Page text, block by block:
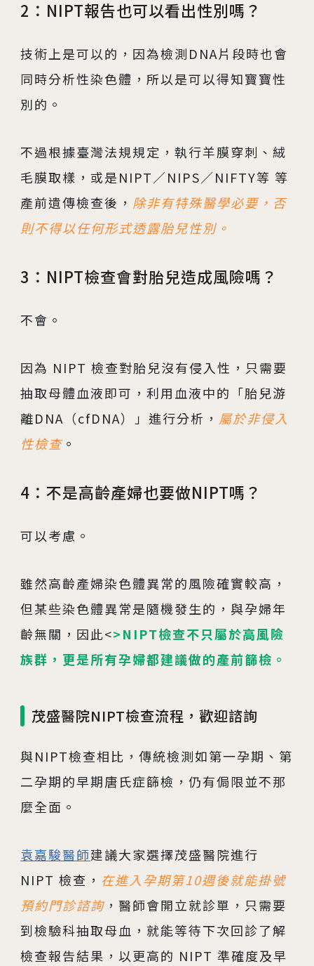
2：NIPT報告也可以看出性別嗎？
技術上是可以的，因為檢測DNA片段時也會
同時分析性染色體，所以是可以得知寶寶性
別的。
不過根據臺灣法規規定，執行羊膜穿刺、絨
毛膜取樣，或是NIPT／NIPS／NIFTY等 等
產前遺傳檢查後， 除非有特殊醫學必要，否
則不得以任何形式透露胎兒性別。
3：NIPT檢查會對胎兒造成風險嗎？
不會。
因為 NIPT 檢查對胎兒沒有侵入性，只需要
抽取母體血液即可，利用血液中的「胎兒游
離DNA（cfDNA）」進行分析， 屬於非侵入
性檢查 。
4：不是高齡產婦也要做NIPT嗎？
可以考慮。
雖然高齡產婦染色體異常的風險確實較高，
但某些染色體異常是隨機發生的，與孕婦年
齡無關，因此<>NIPT檢查不只屬於高風險
族群，更是所有孕婦都建議做的產前篩檢。
茂盛醫院NIPT檢查流程，歡迎諮詢
與NIPT檢查相比，傳統檢測如第一孕期、第
二孕期的早期唐氏症篩檢，仍有侷限並不那
麼全面。
袁嘉駿醫師建議大家選擇茂盛醫院進行
NIPT 檢查， 在進入孕期第10週後就能掛號
預約門診諮詢 ，醫師會開立就診單，只需要
到檢驗科抽取母血，就能等待下次回診了解
檢查報告結果，以更高的 NIPT 準確度及早